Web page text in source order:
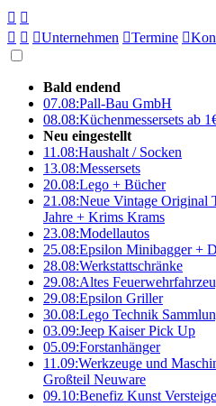
 
  Unternehmen Termine 
Bald endend
07.08:Pall-Bau GmbH
08.08:Küchenmessersets ab
Neu eingestellt
11.08:Haushalt / Socken
13.08:Messersets
20.08:Lego + Bücher
21.08:Neue Vintage Original
Jahre + Krims Krams
23.08:Modellautos
25.08:Epsilon Minibagger +
28.08:Werkstattschränke
29.08:Altes
29.08:Epsilon Griller
30.08:Lego Technik
03.09:Jeep Kaiser Pick Up
05.09:Forstanhänger
11.09:Werkzeuge und
Großteil Neuware
09.10:Benefiz Kunst